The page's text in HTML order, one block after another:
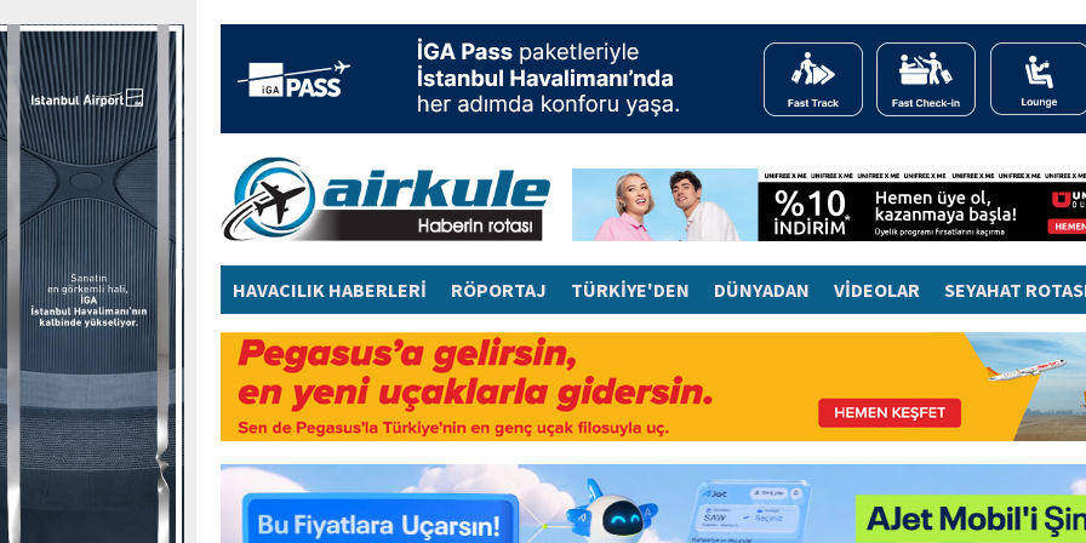
HAVACILIK HABERLERİ RÖPORTAJ TÜRKİYE'DEN DÜNYADAN VİDEOLAR SEYAHAT